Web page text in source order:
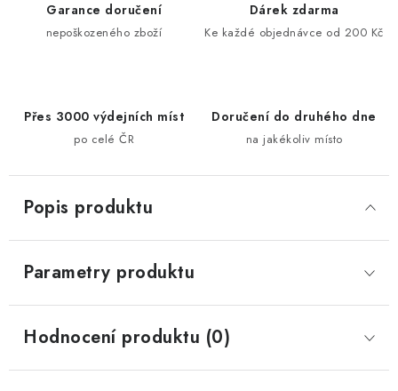
Garance doručení
nepoškozeného zboží
Dárek zdarma
Ke každé objednávce od 200 Kč
Přes 3000 výdejních míst
po celé ČR
Doručení do druhého dne
na jakékoliv místo
Popis produktu
Parametry produktu
Hodnocení produktu (0)